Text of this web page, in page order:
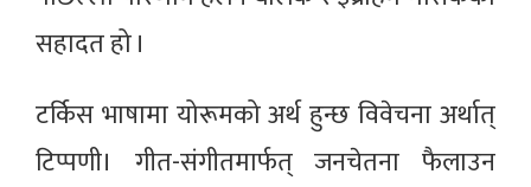
सहादत हो ।
टर्किस भाषामा योरूमको अर्थ हुन्छ विवेचना अर्थात्
टिप्पणी। गीत-संगीतमार्फत् जनचेतना फैलाउन